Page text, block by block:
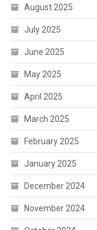
August 2025
July 2025
June 2025
May 2025
April 2025
March 2025
February 2025
January 2025
December 2024
November 2024